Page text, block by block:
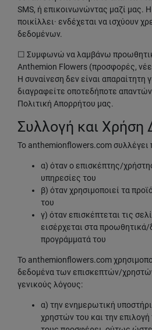
SMS, ή επικοινωνώντας μαζί μας.
ποικίλλει· ενδέχεται να ισχύουν
δεδομένων.
☐ Συμφωνώ να λαμβάνω
Anthemion Flowers (προσφορές,
Η συναίνεση δεν είναι απαραίτητη
διαγραφείτε οποτεδήποτε
Πολιτική Απορρήτου μας.
Συλλογή και Χρήση
Το anthemionflowers.com
α) όταν ο επισκέπτης/
υπηρεσίες του
β) όταν χρησιμοποιεί τα
του
γ) όταν επισκέπτεται τις
εισέρχεται στα προωθητικά/
προγράμματά του
Το anthemionflowers.com
δεδομένα των επισκεπτών/
γενικούς λόγους:
α) την ενημερωτική
χρηστών του και την